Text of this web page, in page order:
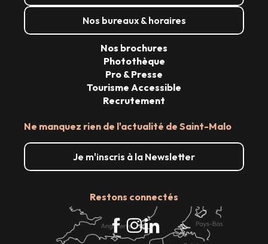
Nos bureaux & horaires
Ne manquez rien de l'actualité de Saint-Malo
Je m'inscris à la Newsletter
Restons connectés
Nos brochures
Photothèque
Pro & Presse
Tourisme Accessible
Recrutement